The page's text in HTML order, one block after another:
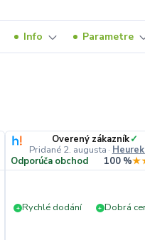
Info Parametre
Overený zákazník✓
Pridané 2. augusta ·
Odporúča obchod 100 %
+ Rychlé dodání + Dobrá